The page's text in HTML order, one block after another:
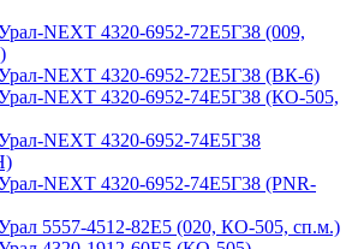
NEXT 4320-6952-72Е5Г38 (009,
NEXT 4320-6952-72Е5Г38 (ВК-6)
NEXT 4320-6952-74Е5Г38 (КО-505,
NEXT 4320-6952-74Е5Г38
NEXT 4320-6952-74Е5Г38 (PNR-
5557-4512-82Е5 (020, КО-505, сп.м.)